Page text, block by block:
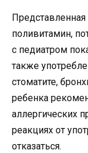
поливитамин,
с педиатром
также
стоматите,
ребенка
аллергических
реакциях от
отказаться.